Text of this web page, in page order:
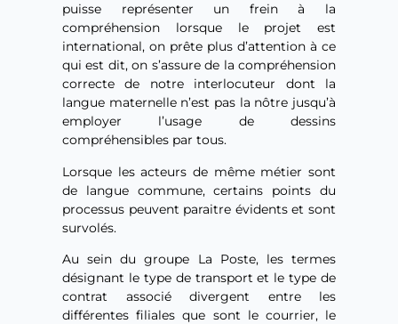
puisse représenter un frein à la
compréhension lorsque le projet est
international, on prête plus d’attention à ce
qui est dit, on s’assure de la compréhension
correcte de notre interlocuteur dont la
langue maternelle n’est pas la nôtre jusqu’à
employer l’usage de dessins
compréhensibles par tous.
Lorsque les acteurs de même métier sont
de langue commune, certains points du
processus peuvent paraitre évidents et sont
survolés.
Au sein du groupe La Poste, les termes
désignant le type de transport et le type de
contrat associé divergent entre les
différentes filiales que sont le courrier, le